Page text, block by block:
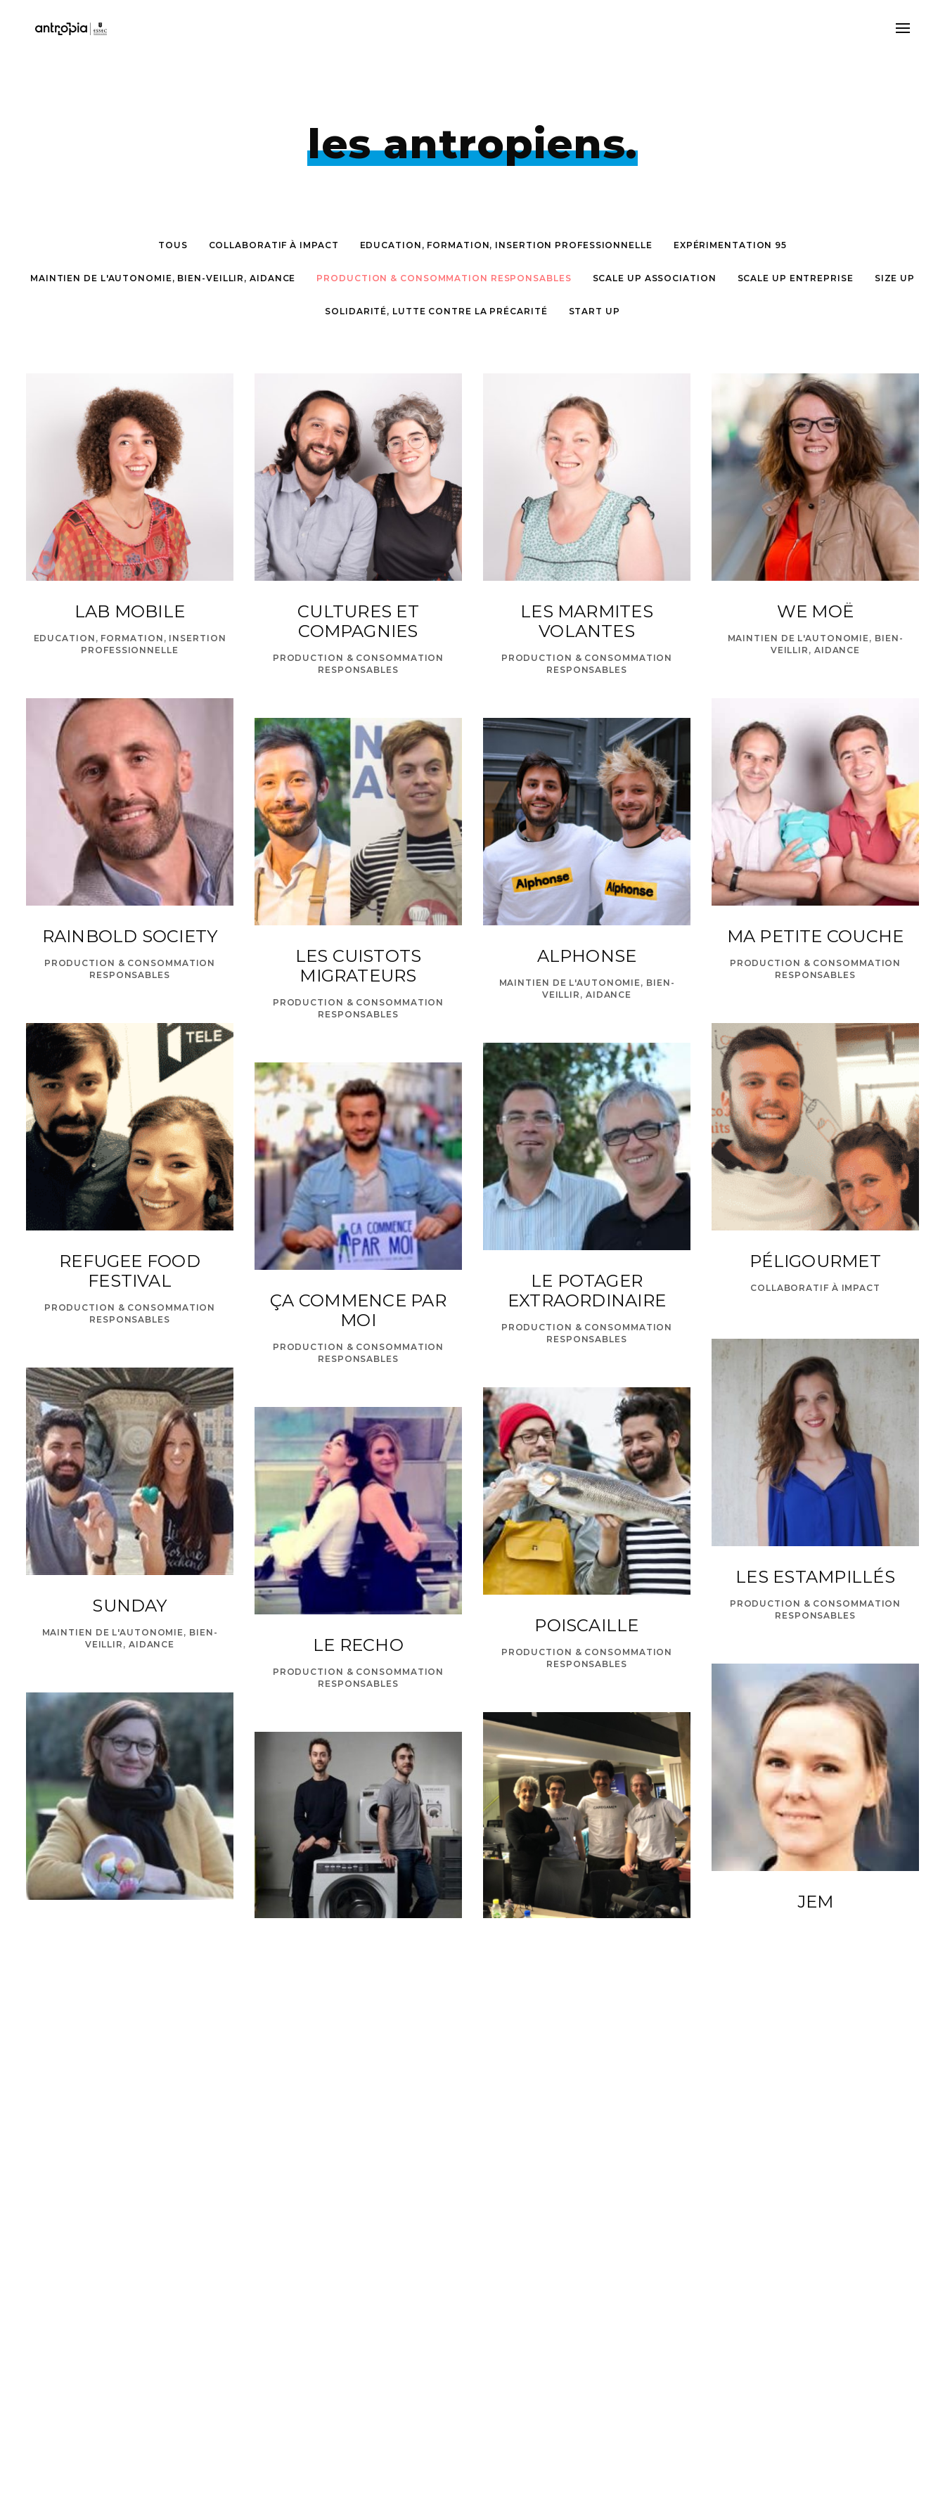
les antropiens.
TOUS COLLABORATIF À IMPACT EDUCATION, FORMATION, INSERTION PROFESSIONNELLE EXPÉRIMENTATION 95
MAINTIEN DE L'AUTONOMIE, BIEN-VEILLIR, AIDANCE PRODUCTION & CONSOMMATION RESPONSABLES SCALE UP ASSOCIATION SCALE UP ENTREPRISE SIZE UP
SOLIDARITÉ, LUTTE CONTRE LA PRÉCARITÉ START UP
LAB MOBILE
EDUCATION, FORMATION, INSERTION
PROFESSIONNELLE
CULTURES ET
COMPAGNIES
PRODUCTION & CONSOMMATION
RESPONSABLES
LES MARMITES
VOLANTES
PRODUCTION & CONSOMMATION
RESPONSABLES
WE MOË
MAINTIEN DE L'AUTONOMIE, BIEN-
VEILLIR, AIDANCE
RAINBOLD SOCIETY
PRODUCTION & CONSOMMATION
RESPONSABLES
MA PETITE COUCHE
PRODUCTION & CONSOMMATION
RESPONSABLES
LES CUISTOTS
MIGRATEURS
PRODUCTION & CONSOMMATION
RESPONSABLES
ALPHONSE
MAINTIEN DE L'AUTONOMIE, BIEN-
VEILLIR, AIDANCE
REFUGEE FOOD
FESTIVAL
PRODUCTION & CONSOMMATION
RESPONSABLES
PÉLIGOURMET
COLLABORATIF À IMPACT
LE POTAGER
EXTRAORDINAIRE
PRODUCTION & CONSOMMATION
RESPONSABLES
ÇA COMMENCE PAR
MOI
PRODUCTION & CONSOMMATION
RESPONSABLES
LES ESTAMPILLÉS
PRODUCTION & CONSOMMATION
RESPONSABLES
SUNDAY
MAINTIEN DE L'AUTONOMIE, BIEN-
VEILLIR, AIDANCE
POISCAILLE
PRODUCTION & CONSOMMATION
RESPONSABLES
LE RECHO
PRODUCTION & CONSOMMATION
RESPONSABLES
JEM
hello@leedo.com
© 2020 Antropia ESSEC. All rights reserved.